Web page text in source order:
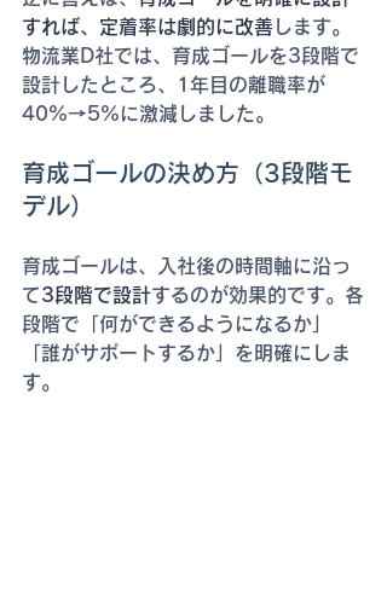
すれば、定着率は劇的に改善します。
物流業D社では、育成ゴールを3段階で
設計したところ、1年目の離職率が
40%→5%に激減しました。
育成ゴールの決め方（3段階モ
デル）
育成ゴールは、入社後の時間軸に沿っ
て3段階で設計するのが効果的です。各
段階で「何ができるようになるか」
「誰がサポートするか」を明確にしま
す。